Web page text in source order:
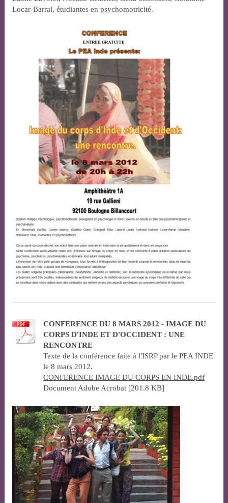
Locar-Barral, étudiantes en psychomotricité.
CONFERENCE DU 8 MARS 2012 - IMAGE DU
CORPS D'INDE ET D'OCCIDENT : UNE
RENCONTRE
Texte de la conférence faite à l'ISRP par le PEA INDE
le 8 mars 2012.
CONFERENCE IMAGE DU CORPS EN INDE.pdf
Document Adobe Acrobat [201.8 KB]